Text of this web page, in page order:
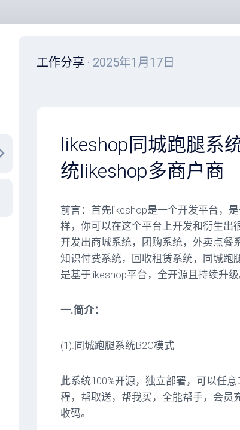
工作分享 · 2025年1月17日
likeshop同城跑腿系
统likeshop多商户商
前言：首先likeshop是一个开发平台，
样，你可以在这个平台上开发和衍生出
开发出商城系统，团购系统，外卖点餐
知识付费系统，回收租赁系统，同城跑
是基于likeshop平台，全开源且持续升级
一.简介：
(1).同城跑腿系统B2C模式
此系统100%开源，独立部署，可以任
程，帮取送，帮我买，全能帮手，会员
收码。